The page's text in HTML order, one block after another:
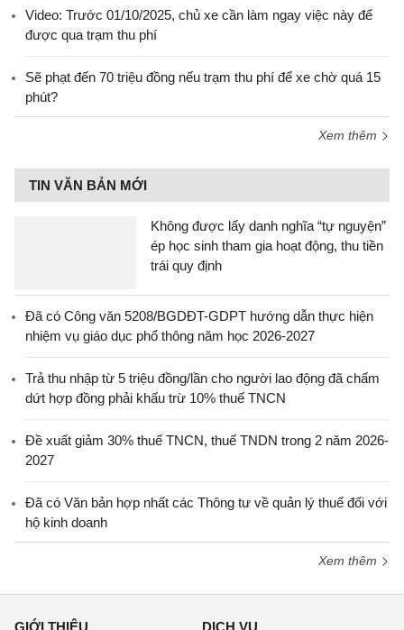
Video: Trước 01/10/2025, chủ xe cần làm ngay việc này để
được qua trạm thu phí
Sẽ phạt đến 70 triệu đồng nếu trạm thu phí để xe chờ quá 15
phút?
Xem thêm
TIN VĂN BẢN MỚI
Không được lấy danh nghĩa “tự nguyện”
ép học sinh tham gia hoạt động, thu tiền
trái quy định
Đã có Công văn 5208/BGDĐT-GDPT hướng dẫn thực hiện
nhiệm vụ giáo dục phổ thông năm học 2026-2027
Trả thu nhập từ 5 triệu đồng/lần cho người lao động đã chấm
dứt hợp đồng phải khấu trừ 10% thuế TNCN
Đề xuất giảm 30% thuế TNCN, thuế TNDN trong 2 năm 2026-
2027
Đã có Văn bản hợp nhất các Thông tư về quản lý thuế đối với
hộ kinh doanh
Xem thêm
GIỚI THIỆU DỊCH VỤ